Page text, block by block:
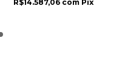
R$14.587,06 com Pix